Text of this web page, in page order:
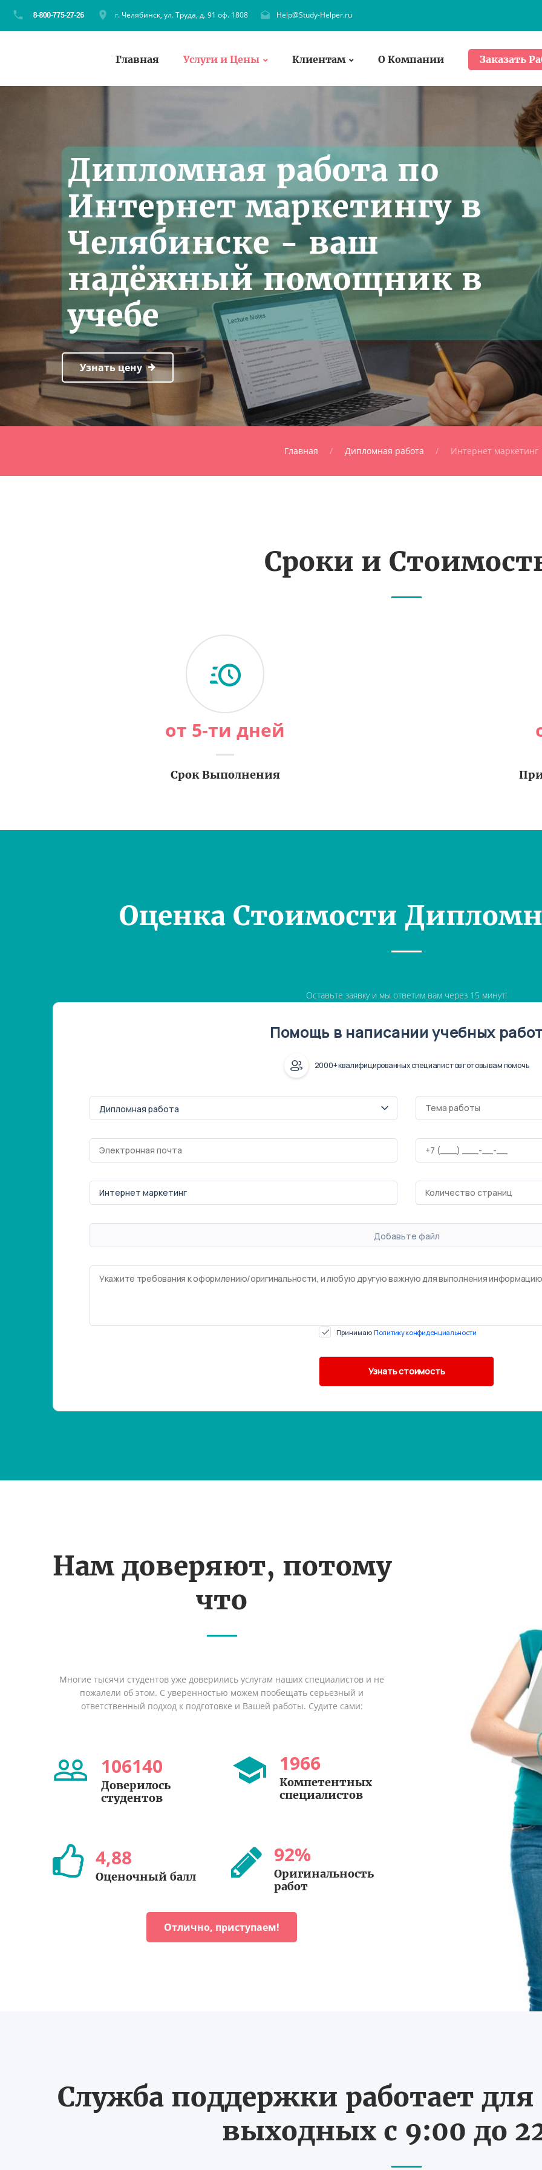
г. Челябинск, ул. Труда, д. 91 оф. 1808 Help@Study-Helper.ru
Главная Услуги и Цены Клиентам О Компании Заказать
Дипломная работа по
Интернет маркетингу в
Челябинске - ваш
надёжный помощник в
учебе
Узнать цену
Главная Дипломная работа Интернет маркетинг
Сроки и
от 5-ти дней
Срок Выполнения
Оценка Стоимости
Оставьте заявку и мы ответим вам через 15 минут!
Помощь в написании учебных
2000+ квалифицированных специалистов готовы вам помочь
Добавьте файл
Принимаю Политику конфиденциальности
Нам доверяют, потому
что
Многие тысячи студентов уже доверились услугам наших специалистов и не
пожалели об этом. С уверенностью можем пообещать серьезный и
ответственный подход к подготовке и Вашей работы. Судите сами:
106140
Доверилось
студентов
1966
Компетентных
специалистов
4,88
Оценочный балл
92%
Оригинальность
работ
Отлично, приступаем!
Служба поддержки работает для
выходных с 9:00 до